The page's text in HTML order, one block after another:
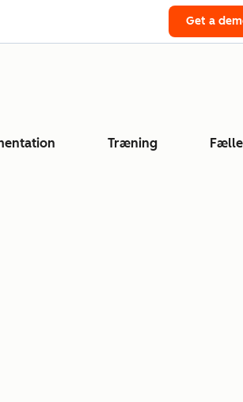
Get a
Træning